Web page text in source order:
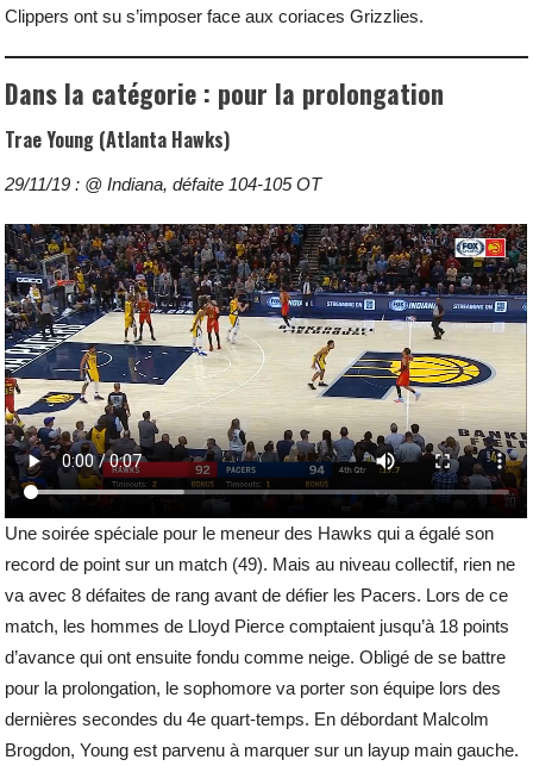
Clippers ont su s’imposer face aux coriaces Grizzlies.
Dans la catégorie : pour la prolongation
Trae Young (Atlanta Hawks)
29/11/19 : @ Indiana, défaite 104-105 OT
Une soirée spéciale pour le meneur des Hawks qui a égalé son
record de point sur un match (49). Mais au niveau collectif, rien ne
va avec 8 défaites de rang avant de défier les Pacers. Lors de ce
match, les hommes de Lloyd Pierce comptaient jusqu’à 18 points
d’avance qui ont ensuite fondu comme neige. Obligé de se battre
pour la prolongation, le sophomore va porter son équipe lors des
dernières secondes du 4e quart-temps. En débordant Malcolm
Brogdon, Young est parvenu à marquer sur un layup main gauche.